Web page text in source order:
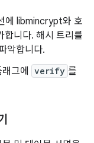
에 libmincrypt와 호
니다. 해시 트리를
악합니다.
래그에 verify 를